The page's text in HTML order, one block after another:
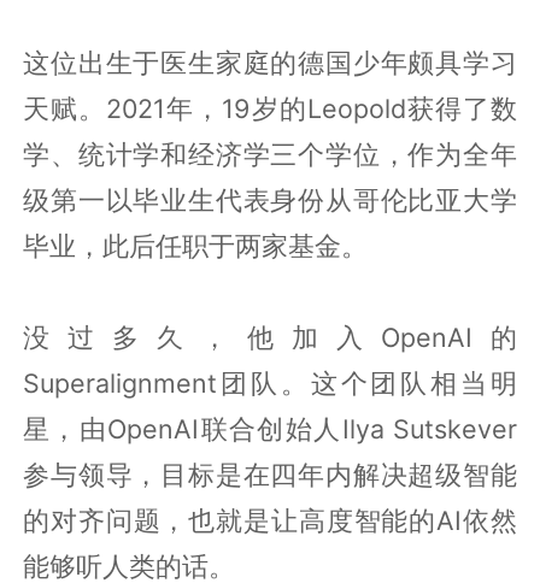
这位出生于医生家庭的德国少年颇具学习
天赋。2021年，19岁的Leopold获得了数
学、统计学和经济学三个学位，作为全年
级第一以毕业生代表身份从哥伦比亚大学
毕业，此后任职于两家基金。
没过多久，他加入OpenAI的
Superalignment团队。这个团队相当明
星，由OpenAI联合创始人Ilya Sutskever
参与领导，目标是在四年内解决超级智能
的对齐问题，也就是让高度智能的AI依然
能够听人类的话。